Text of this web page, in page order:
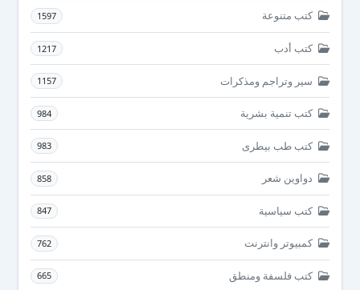
كتب متنوعة 1597
كتب أدب 1217
سير وتراجم ومذكرات 1157
كتب تنمية بشرية 984
كتب طب بيطرى 983
دواوين شعر 858
كتب سياسية 847
كمبيوتر وانترنت 762
كتب فلسفة ومنطق 665